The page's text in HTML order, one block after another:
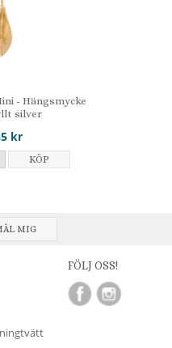
- Hängsmycke
silver
kr
KÖP
MIG
FÖLJ OSS!